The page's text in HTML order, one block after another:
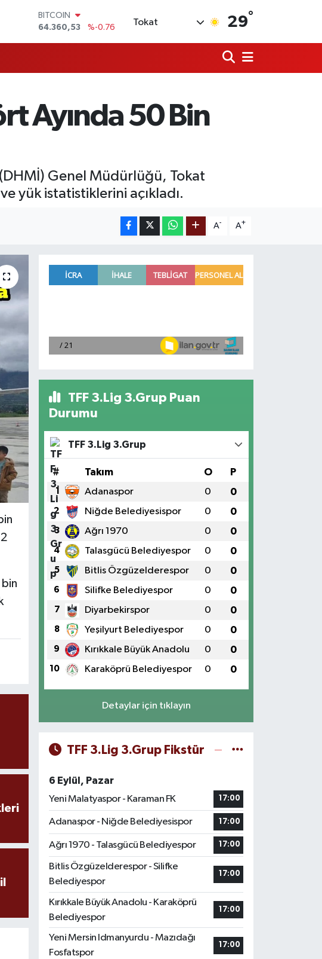
BITCOIN
64.360,53
%-0.76
55,0265
%0.01
GRAM ALTIN
6574.81
%1.44
Tokat 29°
Ayında 50 Bin
(DHMİ) Genel Müdürlüğü, Tokat
yük istatistiklerini açıkladı.
A- A+
bin
TFF 3.Lig 3.Grup Puan
Durumu
TFF 3.Lig 3.Grup
# Takım O P
1 Adanaspor 0 0
2 Niğde Belediyesispor 0 0
3 Ağrı 1970 0 0
4 Talasgücü Belediyespor 0 0
5 Bitlis Özgüzelderespor 0 0
6 Silifke Belediyespor 0 0
7 Diyarbekirspor 0 0
8 Yeşilyurt Belediyespor 0 0
9 Kırıkkale Büyük Anadolu 0 0
10 Karaköprü Belediyespor 0 0
Detaylar için tıklayın
TFF 3.Lig 3.Grup Fikstür
6 Eylül, Pazar
Yeni Malatyaspor - Karaman FK
17:00
Adanaspor - Niğde Belediyesispor 17:00
Ağrı 1970 - Talasgücü Belediyespor 17:00
Bitlis Özgüzelderespor - Silifke
Belediyespor
17:00
Kırıkkale Büyük Anadolu - Karaköprü
Belediyespor
17:00
Yeni Mersin Idmanyurdu - Mazıdağı
Fosfatspor
17:00